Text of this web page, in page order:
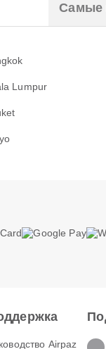
Самые
Lumpur
Airpaz